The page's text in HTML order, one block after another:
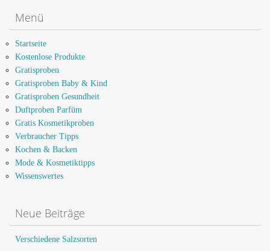
Menü
Startseite
Kostenlose Produkte
Gratisproben
Gratisproben Baby & Kind
Gratisproben Gesundheit
Duftproben Parfüm
Gratis Kosmetikproben
Verbraucher Tipps
Kochen & Backen
Mode & Kosmetiktipps
Wissenswertes
Neue Beiträge
Verschiedene Salzsorten